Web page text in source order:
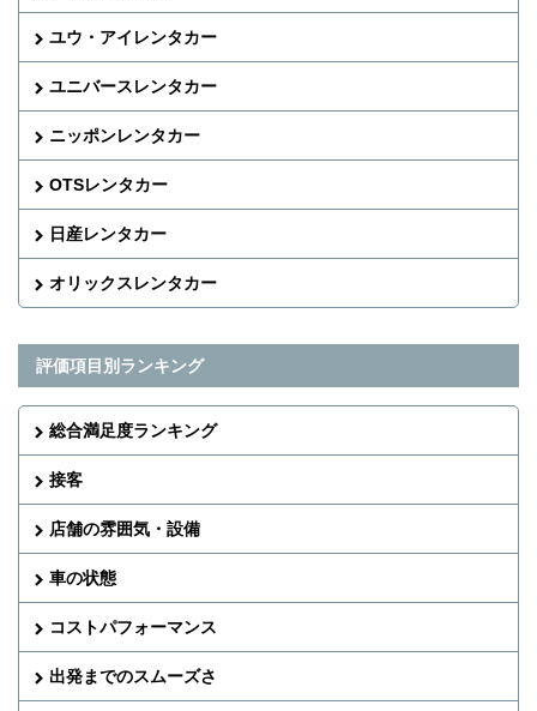
ユウ・アイレンタカー
ユニバースレンタカー
ニッポンレンタカー
OTSレンタカー
日産レンタカー
オリックスレンタカー
評価項目別ランキング
総合満足度ランキング
接客
店舗の雰囲気・設備
車の状態
コストパフォーマンス
出発までのスムーズさ